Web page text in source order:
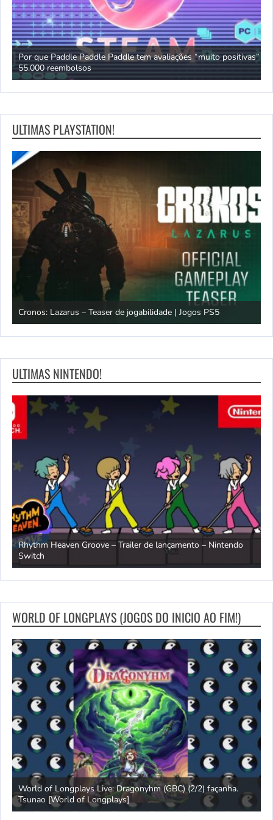
Por que Paddle Paddle Paddle tem avaliações “muito positivas” e
55.000 reembolsos
ULTIMAS PLAYSTATION!
Cronos: Lazarus – Teaser de jogabilidade | Jogos PS5
ULTIMAS NINTENDO!
Rhythm Heaven Groove – Trailer de lançamento – Nintendo
Switch
WORLD OF LONGPLAYS (JOGOS DO INICIO AO FIM!)
World of Longplays Live: Dragonyhm (GBC) (2/2) façanha.
Tsunao [World of Longplays]